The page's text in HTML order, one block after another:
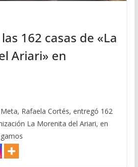
162 casas de «La
Ariari» en
Rafaela Cortés, entregó 162
La Morenita del Ariari, en